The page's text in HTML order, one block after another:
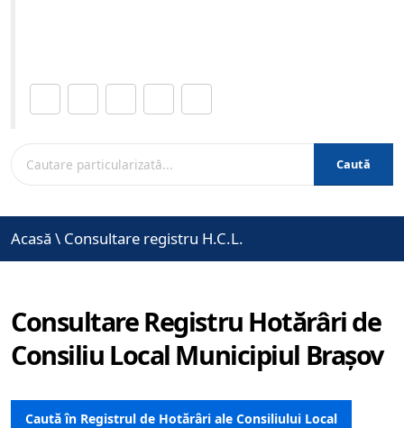
Caută
Acasă \ Consultare registru H.C.L.
Consultare Registru Hotărâri de
Consiliu Local Municipiul Brașov
Caută în Registrul de Hotărâri ale Consiliului Local